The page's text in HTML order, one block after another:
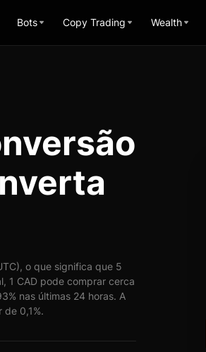
Bots Copy Trading Wealth
o que significa que 5
1 CAD pode comprar cerca
nas últimas 24 horas. A
0,1%.